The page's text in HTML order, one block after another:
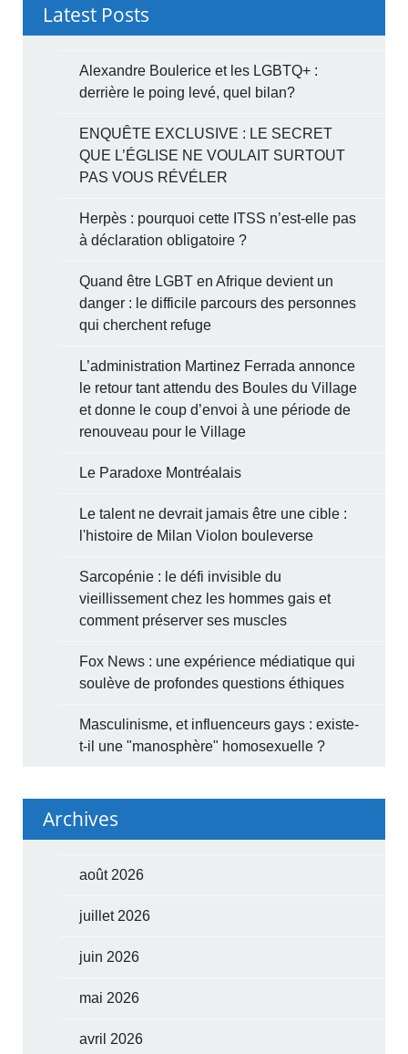
Latest Posts
Alexandre Boulerice et les LGBTQ+ :
derrière le poing levé, quel bilan?
ENQUÊTE EXCLUSIVE : LE SECRET
QUE L’ÉGLISE NE VOULAIT SURTOUT
PAS VOUS RÉVÉLER
Herpès : pourquoi cette ITSS n’est-elle pas
à déclaration obligatoire ?
Quand être LGBT en Afrique devient un
danger : le difficile parcours des personnes
qui cherchent refuge
L’administration Martinez Ferrada annonce
le retour tant attendu des Boules du Village
et donne le coup d’envoi à une période de
renouveau pour le Village
Le Paradoxe Montréalais
Le talent ne devrait jamais être une cible :
l'histoire de Milan Violon bouleverse
Sarcopénie : le défi invisible du
vieillissement chez les hommes gais et
comment préserver ses muscles
Fox News : une expérience médiatique qui
soulève de profondes questions éthiques
Masculinisme, et influenceurs gays : existe-
t-il une "manosphère" homosexuelle ?
Archives
août 2026
juillet 2026
juin 2026
mai 2026
avril 2026